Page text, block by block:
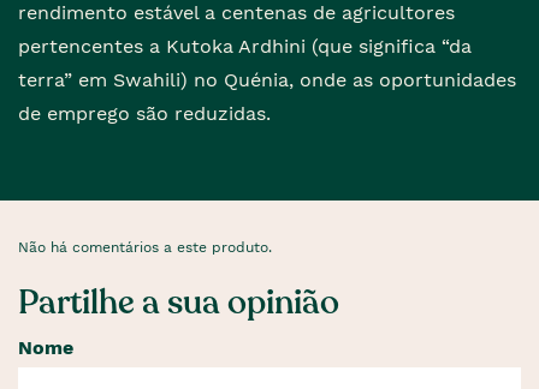
rendimento estável a centenas de agricultores
pertencentes a Kutoka Ardhini (que significa “da
terra” em Swahili) no Quénia, onde as oportunidades
de emprego são reduzidas.
Não há comentários a este produto.
Partilhe a sua opinião
Nome